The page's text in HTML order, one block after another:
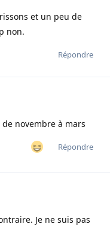
et un peu de
non.
Répondre
novembre à mars
Répondre
Je ne suis pas